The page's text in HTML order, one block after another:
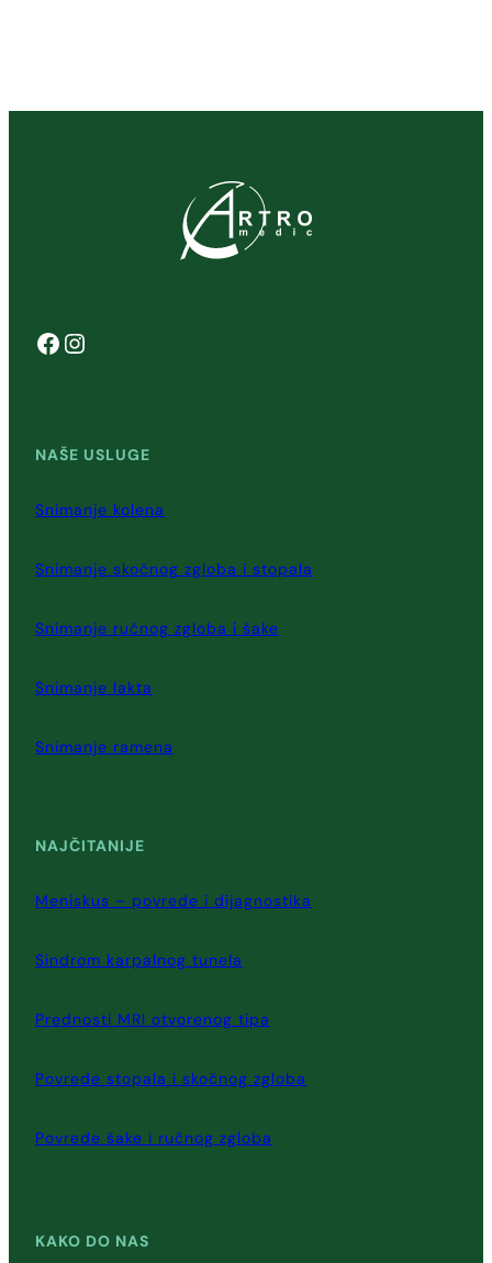
Facebook
Instagram
NAŠE USLUGE
Snimanje kolena
Snimanje skočnog zgloba i stopala
Snimanje ručnog zgloba i šake
Snimanje lakta
Snimanje ramena
NAJČITANIJE
Meniskus – povrede i dijagnostika
Sindrom karpalnog tunela
Prednosti MRI otvorenog tipa
Povrede stopala i skočnog zgloba
Povrede šake i ručnog zgloba
KAKO DO NAS